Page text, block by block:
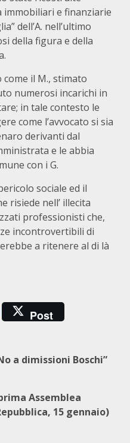
e finanziarie
dell’A. nell’ultimo
della figura e della
il M., stimato
numerosi incarichi in
in tale contesto le
come l’avvocato si sia
derivanti dal
e le abbia
con i G.
sociale ed il
risiede nell’ illecita
professionisti che,
incontrovertibili di
a ritenere al di là
Post
a dimissioni Boschi”
Assemblea
15 gennaio)